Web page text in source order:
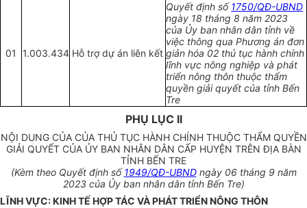
01 1.003.434 Hỗ trợ dự án liên kết
Quyết định số1750/QĐ-UBND
ngày 18 tháng 8 năm 2023
của Ủy ban nhân dân tỉnh về
việc thông qua Phương án đơn
giản hóa 02 thủ tục hành chính
lĩnh vực nông nghiệp và phát
triển nông thôn thuộc thẩm
quyền giải quyết của tỉnh Bến
Tre
PHỤ LỤC II
NỘI DUNG CỦA CỦA THỦ TỤC HÀNH CHÍNH THUỘC THẨM QUYỀN
GIẢI QUYẾT CỦA ỦY BAN NHÂN DÂN CẤP HUYỆN TRÊN ĐỊA BÀN
TỈNH BẾN TRE
(Kèm theo Quyết định số1949/QĐ-UBNDngày 06 tháng 9 năm
2023 của Ủy ban nhân dân tỉnh Bến Tre)
LĨNH VỰC: KINH TẾ HỢP TÁC VÀ PHÁT TRIỂN NÔNG THÔN